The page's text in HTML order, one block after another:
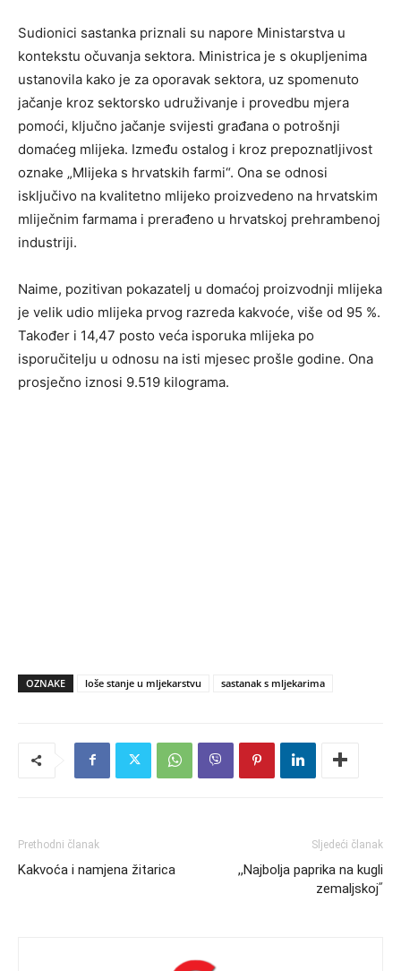
Sudionici sastanka priznali su napore Ministarstva u
kontekstu očuvanja sektora. Ministrica je s okupljenima
ustanovila kako je za oporavak sektora, uz spomenuto
jačanje kroz sektorsko udruživanje i provedbu mjera
pomoći, ključno jačanje svijesti građana o potrošnji
domaćeg mlijeka. Između ostalog i kroz prepoznatljivost
oznake „Mlijeka s hrvatskih farmi“. Ona se odnosi
isključivo na kvalitetno mlijeko proizvedeno na hrvatskim
mliječnim farmama i prerađeno u hrvatskoj prehrambenoj
industriji.
Naime, pozitivan pokazatelj u domaćoj proizvodnji mlijeka
je velik udio mlijeka prvog razreda kakvoće, više od 95 %.
Također i 14,47 posto veća isporuka mlijeka po
isporučitelju u odnosu na isti mjesec prošle godine. Ona
prosječno iznosi 9.519 kilograma.
OZNAKE loše stanje u mljekarstvu sastanak s mljekarima
Prethodni članak
Kakvoća i namjena žitarica
Sljedeći članak
,,Najbolja paprika na kugli
zemaljskojʺ